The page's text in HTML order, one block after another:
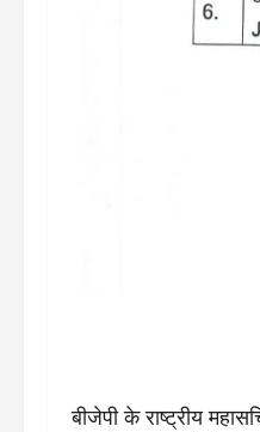
बीजेपी के राष्ट्रीय